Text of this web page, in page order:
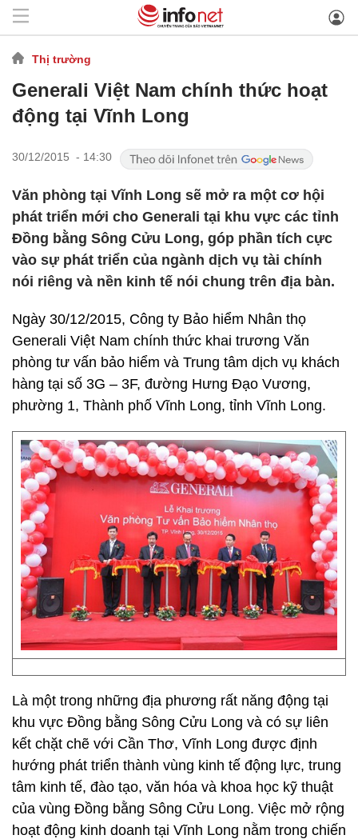
Thị trường
Generali Việt Nam chính thức hoạt
động tại Vĩnh Long
30/12/2015 - 14:30
Văn phòng tại Vĩnh Long sẽ mở ra một cơ hội
phát triển mới cho Generali tại khu vực các tỉnh
Đồng bằng Sông Cửu Long, góp phần tích cực
vào sự phát triển của ngành dịch vụ tài chính
nói riêng và nền kinh tế nói chung trên địa bàn.
Ngày 30/12/2015, Công ty Bảo hiểm Nhân thọ
Generali Việt Nam chính thức khai trương Văn
phòng tư vấn bảo hiểm và Trung tâm dịch vụ khách
hàng tại số 3G – 3F, đường Hưng Đạo Vương,
phường 1, Thành phố Vĩnh Long, tỉnh Vĩnh Long.
Là một trong những địa phương rất năng động tại
khu vực Đồng bằng Sông Cửu Long và có sự liên
kết chặt chẽ với Cần Thơ, Vĩnh Long được định
hướng phát triển thành vùng kinh tế động lực, trung
tâm kinh tế, đào tạo, văn hóa và khoa học kỹ thuật
của vùng Đồng bằng Sông Cửu Long. Việc mở rộng
hoạt động kinh doanh tại Vĩnh Long nằm trong chiến